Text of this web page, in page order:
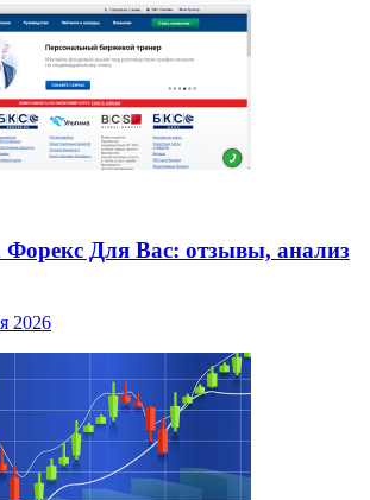
Форекс Для Вас: отзывы, анализ
2026